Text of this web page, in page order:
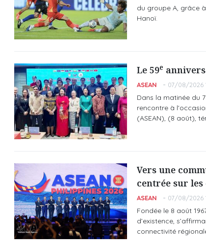
du groupe A, grâce
Hanoï.
Le 59e
ASEAN 07/08/2026
Dans la matinée du
rencontre à
(ASEAN), (8 août),
Vers une
centrée sur les
ASEAN 07/08/2026
Fondée le 8 août
d’existence,
connectivité